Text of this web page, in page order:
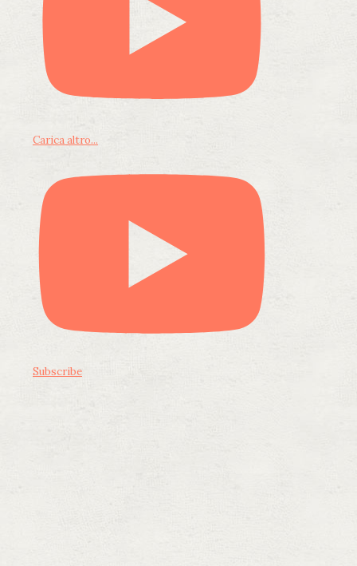
Carica altro...
Subscribe